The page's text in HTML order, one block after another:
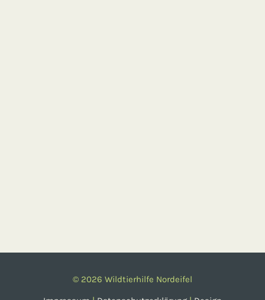
© 2026 Wildtierhilfe Nordeifel